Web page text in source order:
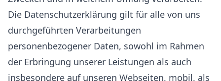
Die Datenschutzerklärung gilt für alle von uns
durchgeführten Verarbeitungen
personenbezogener Daten, sowohl im Rahmen
der Erbringung unserer Leistungen als auch
insbesondere auf unseren Webseiten, mobil, als